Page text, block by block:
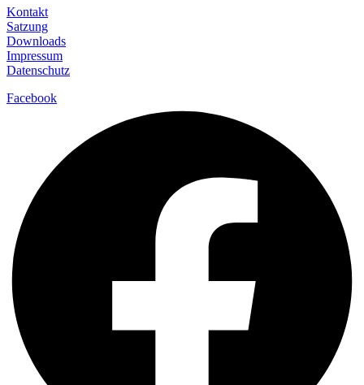
Kontakt
Satzung
Downloads
Impressum
Datenschutz
Facebook